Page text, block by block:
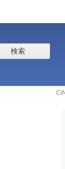
検索